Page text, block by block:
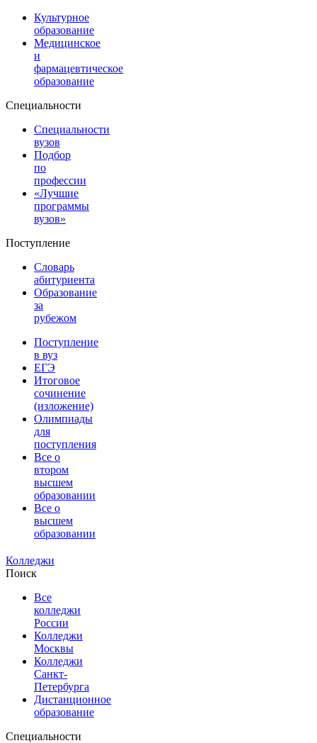
Культурное
образование
Медицинское
и
фармацевтическое
образование
Специальности
Специальности
вузов
Подбор
по
профессии
«Лучшие
программы
вузов»
Поступление
Словарь
абитуриента
Образование
за
рубежом
Поступление
в вуз
ЕГЭ
Итоговое
сочинение
(изложение)
Олимпиады
для
поступления
Все о
втором
высшем
образовании
Все о
высшем
образовании
Колледжи
Поиск
Все
колледжи
России
Колледжи
Москвы
Колледжи
Санкт-
Петербурга
Дистанционное
образование
Специальности